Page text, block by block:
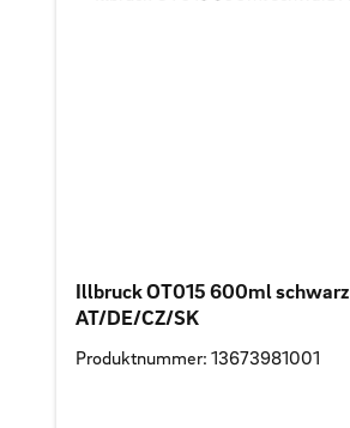
Illbruck OT015 600ml schwarz
AT/DE/CZ/SK
Produktnummer: 13673981001